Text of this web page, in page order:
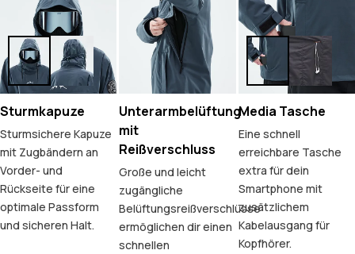
Sturmkapuze
Sturmsichere Kapuze
mit Zugbändern an
Vorder- und
Rückseite für eine
optimale Passform
und sicheren Halt.
Unterarmbelüftung
mit
Reißverschluss
Große und leicht
zugängliche
Belüftungsreißverschlüsse
ermöglichen dir einen
schnellen
Media Tasche
Eine schnell
erreichbare Tasche
extra für dein
Smartphone mit
zusätzlichem
Kabelausgang für
Kopfhörer.